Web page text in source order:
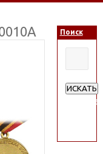
Поиск
ИСКАТЬ